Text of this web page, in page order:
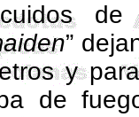
cuidos
”
y
de